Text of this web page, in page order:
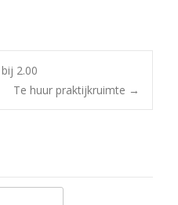
2.00
Te huur praktijkruimte →